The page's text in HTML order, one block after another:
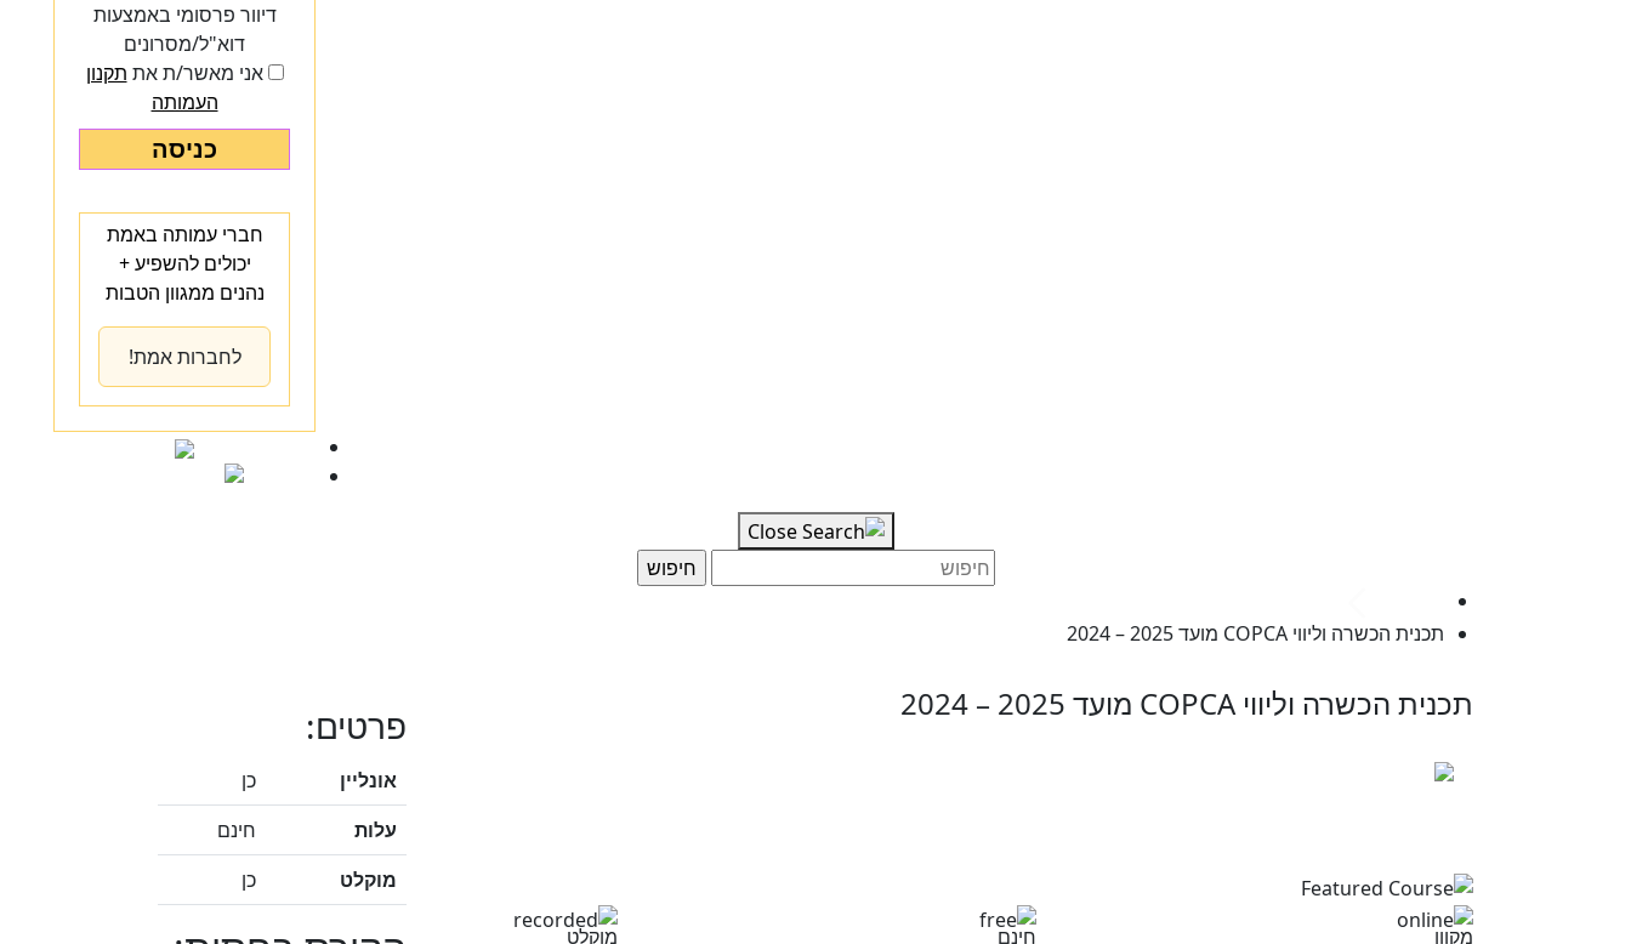
דיוור פרסומי באמצעות
דוא"ל/מסרונים
אני מאשר/ת את תקנון
העמותה
כניסה
חברי עמותה באמת
יכולים להשפיע +
נהנים ממגוון הטבות
לחברות אמת!
תכנית הכשרה וליווי COPCA מועד 2025 – 2024
תכנית הכשרה וליווי COPCA מועד 2025 – 2024
מקוון חינם מוקלט
פרטים:
אונליין
כן
עלות
חינם
מוקלט
כן